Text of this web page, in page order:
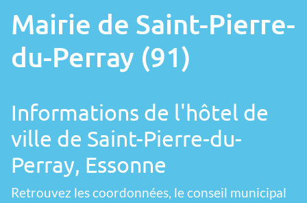
Mairie de Saint-Pierre-
du-Perray (91)
Informations de l'hôtel de
ville de Saint-Pierre-du-
Perray, Essonne
Retrouvez les coordonnées, le conseil municipal